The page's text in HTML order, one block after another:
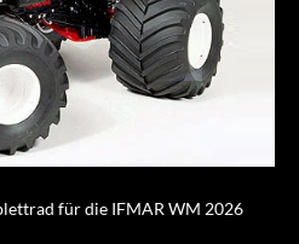
für die IFMAR WM 2026